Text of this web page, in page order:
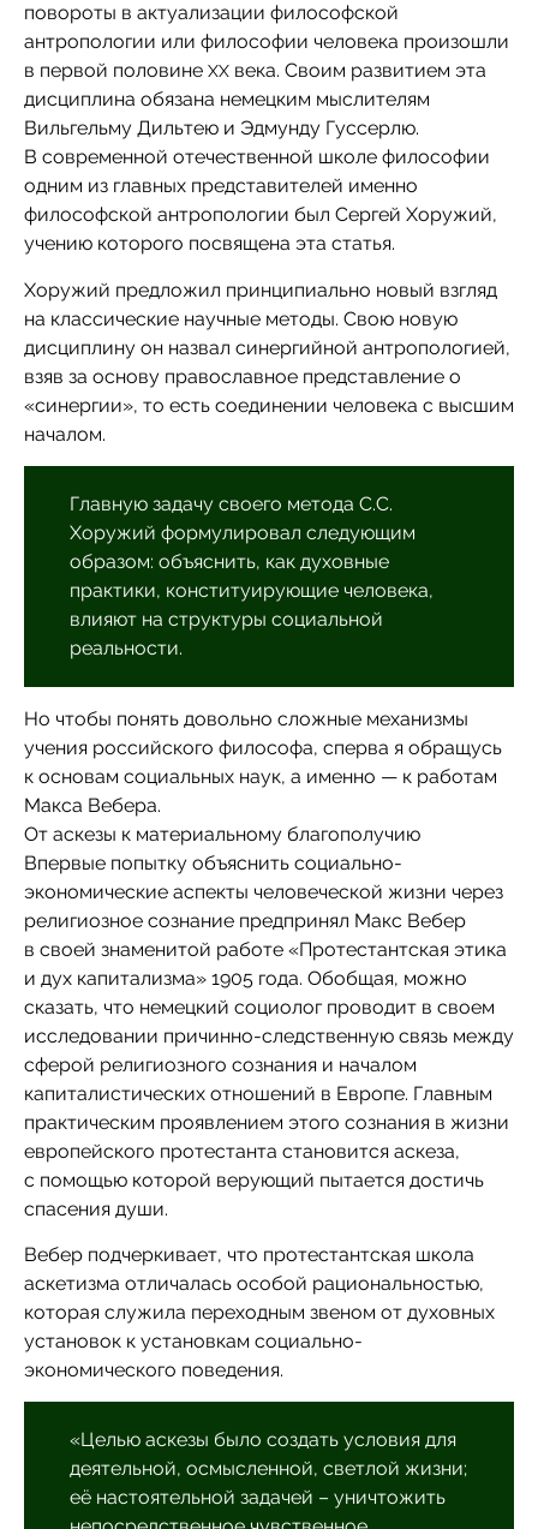
повороты в актуализации философской
антропологии или философии человека произошли
в первой половине XX века. Своим развитием эта
дисциплина обязана немецким мыслителям
Вильгельму Дильтею и Эдмунду Гуссерлю.
В современной отечественной школе философии
одним из главных представителей именно
философской антропологии был Сергей Хоружий,
учению которого посвящена эта статья.
Хоружий предложил принципиально новый взгляд
на классические научные методы. Свою новую
дисциплину он назвал синергийной антропологией,
взяв за основу православное представление о
«синергии», то есть соединении человека с высшим
началом.
Главную задачу своего метода С.С.
Хоружий формулировал следующим
образом: объяснить, как духовные
практики, конституирующие человека,
влияют на структуры социальной
реальности.
Но чтобы понять довольно сложные механизмы
учения российского философа, сперва я обращусь
к основам социальных наук, а именно — к работам
Макса Вебера.
От аскезы к материальному благополучию
Впервые попытку объяснить социально-
экономические аспекты человеческой жизни через
религиозное сознание предпринял Макс Вебер
в своей знаменитой работе «Протестантская этика
и дух капитализма» 1905 года. Обобщая, можно
сказать, что немецкий социолог проводит в своем
исследовании причинно-следственную связь между
сферой религиозного сознания и началом
капиталистических отношений в Европе. Главным
практическим проявлением этого сознания в жизни
европейского протестанта становится аскеза,
с помощью которой верующий пытается достичь
спасения души.
Вебер подчеркивает, что протестантская школа
аскетизма отличалась особой рациональностью,
которая служила переходным звеном от духовных
установок к установкам социально-
экономического поведения.
«Целью аскезы было создать условия для
деятельной, осмысленной, светлой жизни;
её настоятельной задачей – уничтожить